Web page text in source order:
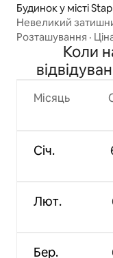
Будинок у місті
Невеликий
домашніми
Розташування ·
Коли
Місяць
Січ.
Лют.
Бер.